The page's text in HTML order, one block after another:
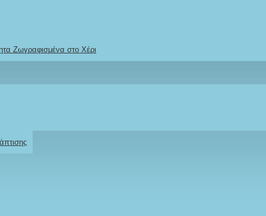
Ζωγραφισμένα στο Χέρι
Για το προϊόν